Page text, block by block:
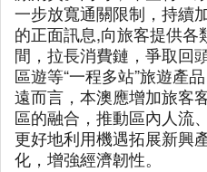
一步放寬通關限制，持續
的正面訊息,向旅客提供
間，拉長消費鏈，爭取回
區遊等“一程多站”旅遊產
遠而言，本澳應增加旅客
區的融合，推動區內人流
更好地利用機遇拓展新興
化，增強經濟韌性。